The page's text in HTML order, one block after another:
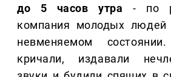
до 5 часов утра - по
компания молодых людей
невменяемом
кричали, издавали